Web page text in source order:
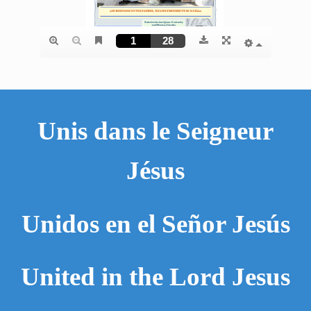
Unis dans le Seigneur
Jésus
Unidos en el Señor Jesús
United in the Lord Jesus